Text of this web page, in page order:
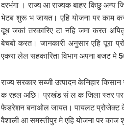
दरभंगा । राज्य आ राज्यक बाहर किछु अन्य
भेटब शुरू भ जायत। एहि योजना पर काम
दूध जकां तरकारिए टा नहि जमा करत
बेचबो करत। जानकारी अनुसार एहि पूरा
एकरा लेल सहकारिता विभाग अपना बजट
राज्य सरकार सब्जी उत्पादन केनिहार
क रहल अछि। प्रखंड सं ल क जिला स्तर पर
फेडरेशन बनाओल जायत। पायलट प्रोजेक्ट के
वैशाली आ समस्तीपुर मे एहि योजना पर